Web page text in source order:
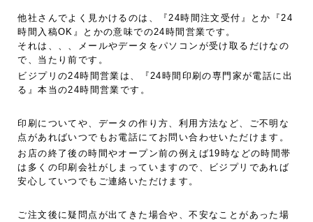
他社さんでよく見かけるのは、『24時間注文受付』とか『24
時間入稿OK』とかの意味での24時間営業です。
それは、、、メールやデータをパソコンが受け取るだけなの
で、当たり前です。
ビジプリの24時間営業は、『24時間印刷の専門家が電話に出
る』本当の24時間営業です。
印刷についてや、データの作り方、利用方法など、ご不明な
点があればいつでもお電話にてお問い合わせいただけます。
お店の終了後の時間やオープン前の例えば19時などの時間帯
は多くの印刷会社がしまっていますので、ビジプリであれば
安心していつでもご連絡いただけます。
ご注文後に疑問点が出てきた場合や、不安なことがあった場